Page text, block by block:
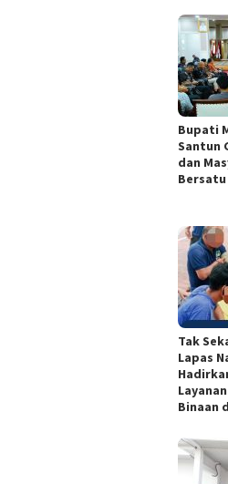
Bupati
Santun
dan
Bersatu
Tak
Lapas
Binaan